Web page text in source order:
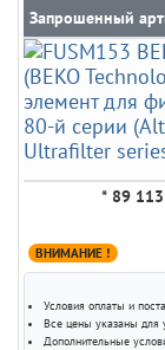
Запрошенный
* 89
ВНИМАНИЕ !
Условия оплаты и
Все цены указаны для
Дополнительные